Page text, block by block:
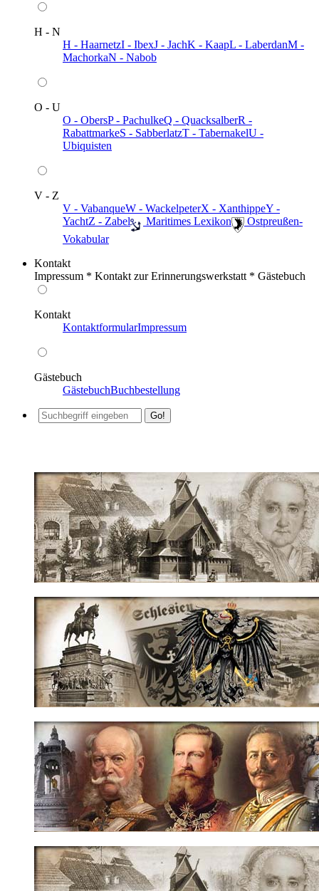
H - N
H - HaarnetzI - IbexJ - JachK - KaapL - LaberdanM -
MachorkaN - Nabob
O - U
O - ObersP - PachulkeQ - QuacksalberR -
RabattmarkeS - SabberlatzT - TabernakelU -
Ubiquisten
V - Z
V - VabanqueW - WackelpeterX - XanthippeY -
YachtZ - Zabel ️ Maritimes Lexikon
️ Ostpreußen-
Vokabular
Kontakt
Impressum * Kontakt zur Erinnerungswerkstatt * Gästebuch
Kontakt
KontaktformularImpressum
Gästebuch
GästebuchBuchbestellung